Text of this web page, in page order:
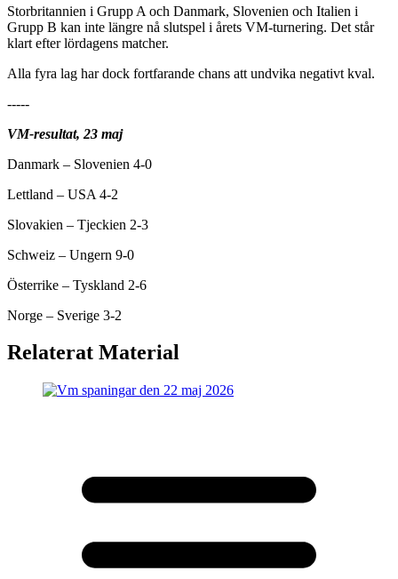
Storbritannien i Grupp A och Danmark, Slovenien och Italien i
Grupp B kan inte längre nå slutspel i årets VM-turnering. Det står
klart efter lördagens matcher.
Alla fyra lag har dock fortfarande chans att undvika negativt kval.
-----
VM-resultat, 23 maj
Danmark – Slovenien 4-0
Lettland – USA 4-2
Slovakien – Tjeckien 2-3
Schweiz – Ungern 9-0
Österrike – Tyskland 2-6
Norge – Sverige 3-2
Relaterat Material